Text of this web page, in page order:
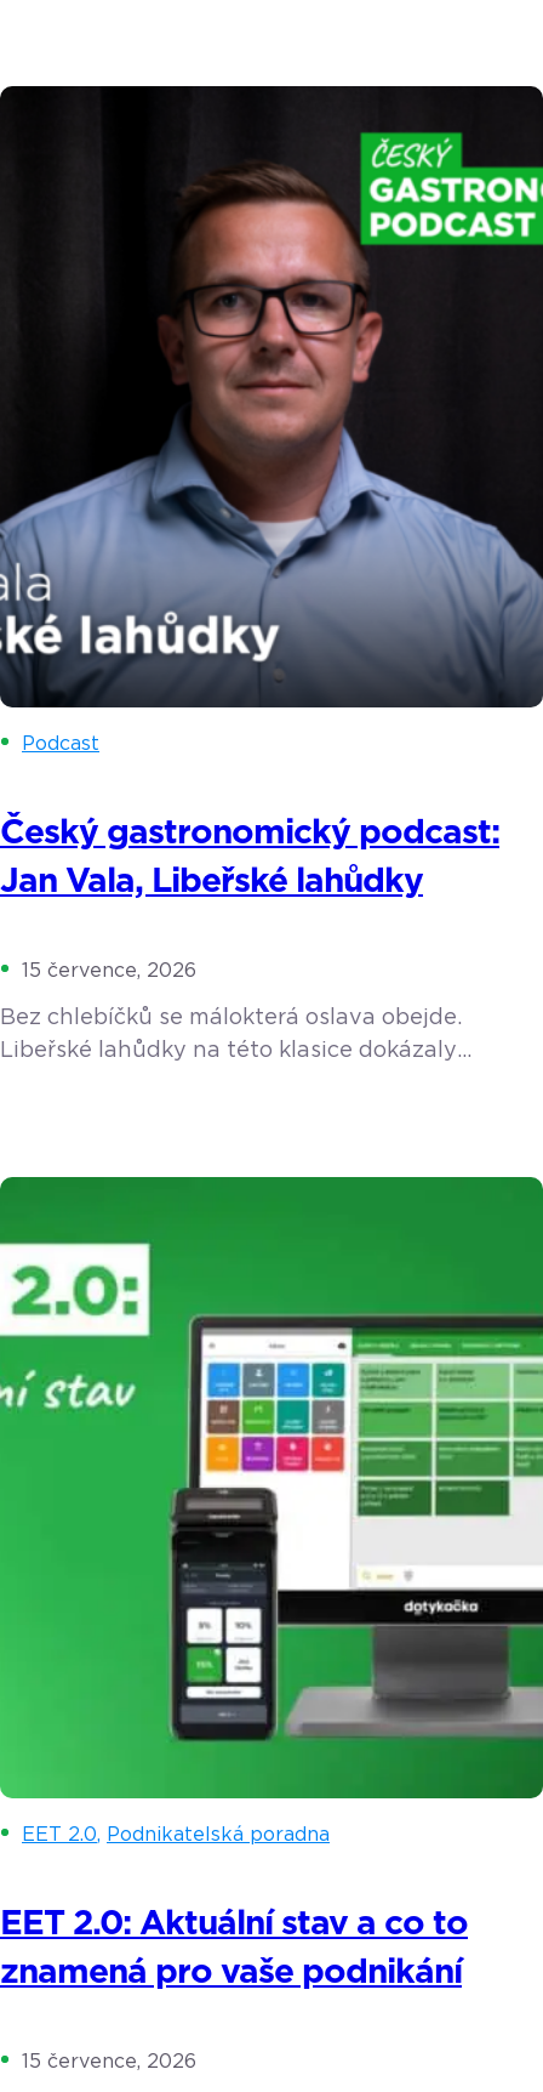
vyhodit telefon oknem. A vůbec se vám
Místo toho, abyste dělali to, co vás živí a baví […]
Podcast
Český gastronomický podcast:
Jan Vala, Libeřské lahůdky
15 července, 2026
Bez chlebíčků se málokterá oslava obejde.
Libeřské lahůdky na této klasice dokázaly
nesklouzl do anonymity velkého korporátu?
Vala, pro kterého vše stojí na čtyřech základních
pilířích – […]
EET 2.0, Podnikatelská poradna
EET 2.0: Aktuální stav a co to
znamená pro vaše podnikání
15 července, 2026